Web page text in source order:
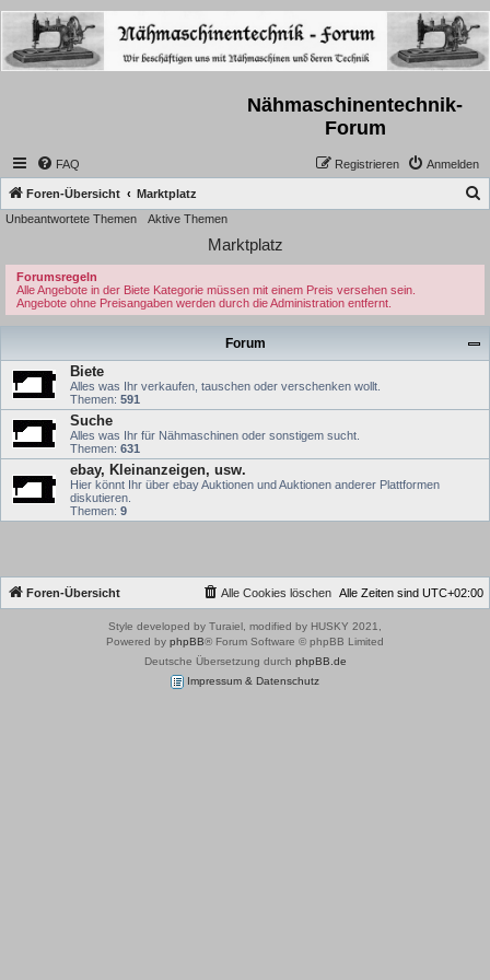
Nähmaschinentechnik-
Forum
FAQ Anmelden
Registrieren
Foren-Übersicht Marktplatz
Unbeantwortete Themen Aktive Themen
Marktplatz
Forumsregeln
Alle Angebote in der Biete Kategorie müssen mit einem Preis versehen sein.
Angebote ohne Preisangaben werden durch die Administration entfernt.
Forum
Biete
Alles was Ihr verkaufen, tauschen oder verschenken wollt.
Themen: 591
Suche
Alles was Ihr für Nähmaschinen oder sonstigem sucht.
Themen: 631
ebay, Kleinanzeigen, usw.
Hier könnt Ihr über ebay Auktionen und Auktionen anderer Plattformen
diskutieren.
Themen: 9
Foren-Übersicht Alle Zeiten sind UTC+02:00
Alle Cookies löschen
Style developed by Turaiel, modified by HUSKY 2021,
Powered by phpBB® Forum Software © phpBB Limited
Deutsche Übersetzung durch phpBB.de
Impressum & Datenschutz